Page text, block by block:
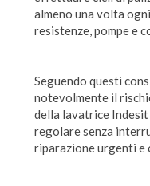
almeno una volta
resistenze, pompe e
Seguendo questi
notevolmente il
della lavatrice
regolare senza
riparazione urgenti e